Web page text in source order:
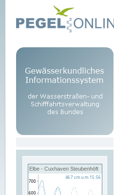
Elbe - Cuxhaven Steubenhöft